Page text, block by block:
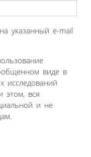
указанный e-mail
виде в
исследований
этом, вся
и не